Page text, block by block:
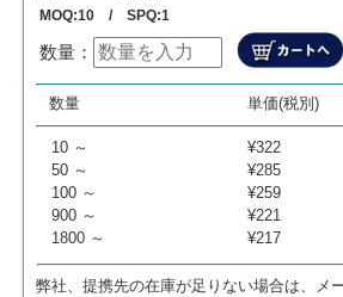
MOQ:10 / SPQ:1
数量：
数量 単価
0
数量 単価(税別)
10 ～
50 ～
100 ～
900 ～
1800 ～
¥322
¥285
¥259
¥221
¥217
弊社、提携先の在庫が足りない場合は、メ